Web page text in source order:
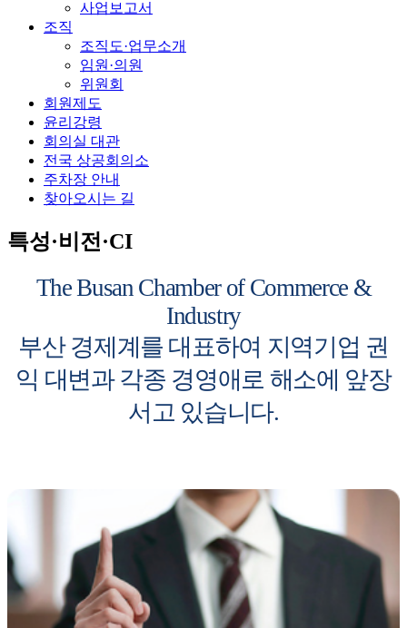
사업보고서
조직
조직도·업무소개
임원·의원
위원회
회원제도
윤리강령
회의실 대관
전국 상공회의소
주차장 안내
찾아오시는 길
특성·비전·CI
The Busan Chamber of Commerce &
Industry
부산 경제계를 대표하여 지역기업 권
익 대변과 각종 경영애로 해소에 앞장
서고 있습니다.